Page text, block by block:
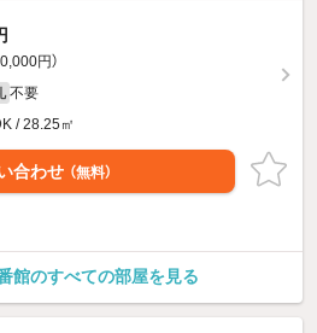
円）
不要
/ 28.25㎡
合わせ （無料）
館のすべての部屋を見る